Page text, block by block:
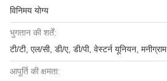
विनिमय योग्य
भुगतान की शर्तें:
टी/टी, एल/सी, डी/ए, डी/पी, वेस्टर्न यूनियन, मनीग्राम
आपूर्ति की क्षमता: